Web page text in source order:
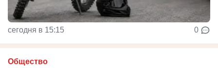
сегодня в 15:15 0
Общество